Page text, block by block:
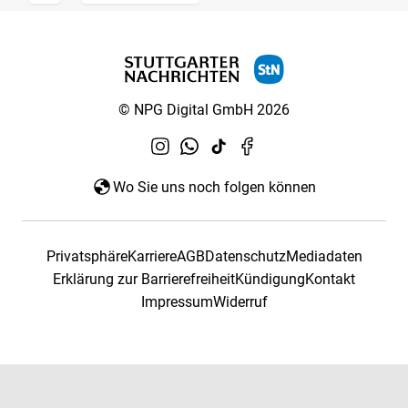
© NPG Digital GmbH 2026
Wo Sie uns noch folgen können
PrivatsphäreKarriereAGBDatenschutzMediadaten
Erklärung zur BarrierefreiheitKündigungKontakt
ImpressumWiderruf